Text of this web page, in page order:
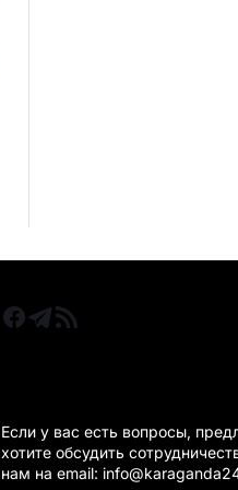
Если у вас есть вопросы,
хотите обсудить
нам на email: